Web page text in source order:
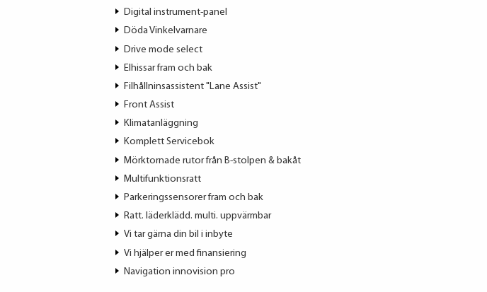
Digital instrument-panel
Döda Vinkelvarnare
Drive mode select
Elhissar fram och bak
Filhållninsassistent "Lane Assist"
Front Assist
Klimatanläggning
Komplett Servicebok
Mörktornade rutor från B-stolpen & bakåt
Multifunktionsratt
Parkeringssensorer fram och bak
Ratt. läderklädd. multi. uppvärmbar
Vi tar gärna din bil i inbyte
Vi hjälper er med finansiering
Navigation innovision pro